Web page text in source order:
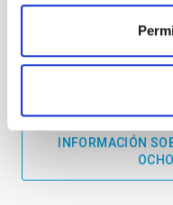
INFORMACIÓN